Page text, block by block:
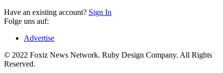
Have an existing account? Sign In
Folge uns auf:
Advertise
© 2022 Foxiz News Network. Ruby Design Company. All Rights
Reserved.